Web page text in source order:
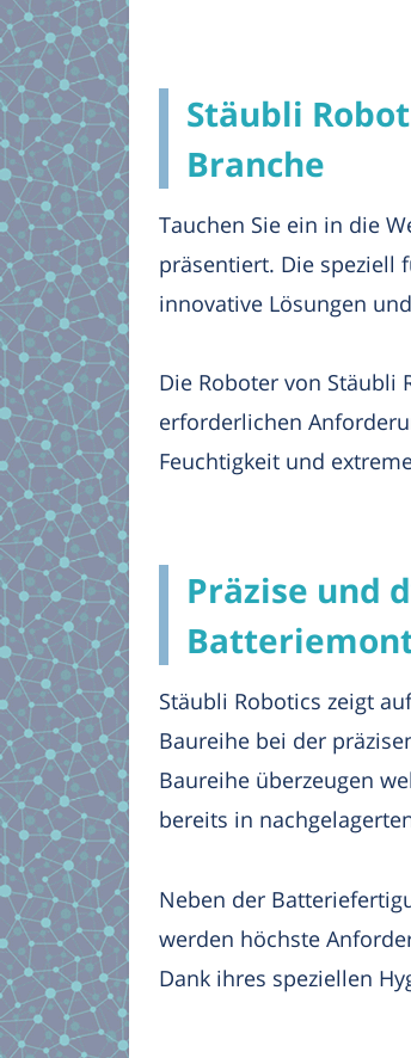
Stäubli
Branche
Tauchen Sie ein in die
präsentiert. Die speziell
innovative Lösungen
Die Roboter von
erforderlichen
Feuchtigkeit und
Präzise und
Stäubli Robotics zeigt
Baureihe bei der
Baureihe überzeugen
bereits in
Neben der
werden höchste
Dank ihres speziellen